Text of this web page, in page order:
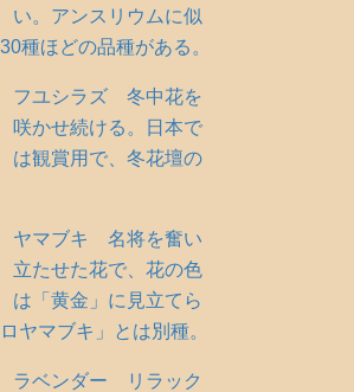
い。アンスリウムに似
種ほどの品種がある。
フユシラズ 冬中花を
咲かせ続ける。日本で
は観賞用で、冬花壇の
ヤマブキ 名将を奮い
立たせた花で、花の色
は「黄金」に見立てら
ヤマブキ」とは別種。
ラベンダー リラック